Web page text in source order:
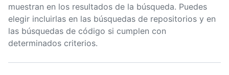
muestran en los resultados de la búsqueda. Puedes
elegir incluirlas en las búsquedas de repositorios y en
las búsquedas de código si cumplen con
determinados criterios.